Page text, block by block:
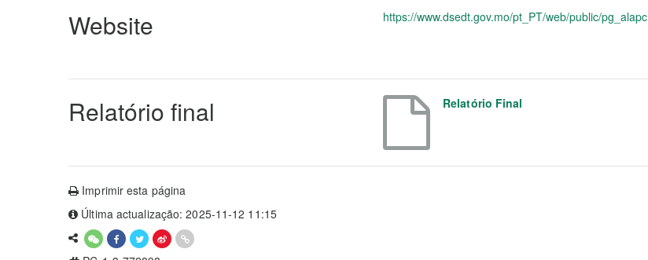
Website https://www.dsedt.gov.mo/pt_PT/web/public/pg_alapc
Relatório final Relatório Final
Imprimir esta página
Última actualização: 2025-11-12 11:15